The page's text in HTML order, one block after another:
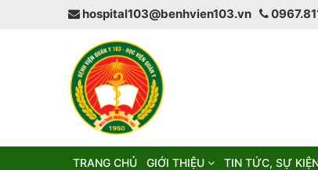
hospital103@benhvien103.vn
TRANG CHỦ GIỚI THIỆU TIN TỨC, SỰ